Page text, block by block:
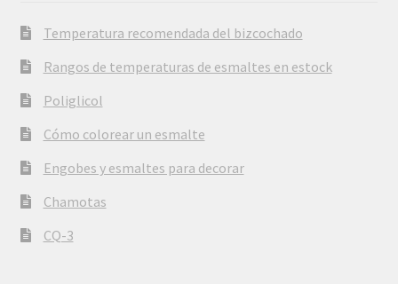
Temperatura recomendada del bizcochado
Rangos de temperaturas de esmaltes en estock
Poliglicol
Cómo colorear un esmalte
Engobes y esmaltes para decorar
Chamotas
CQ-3